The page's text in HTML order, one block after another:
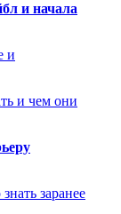
и начала
и
и чем они
заранее